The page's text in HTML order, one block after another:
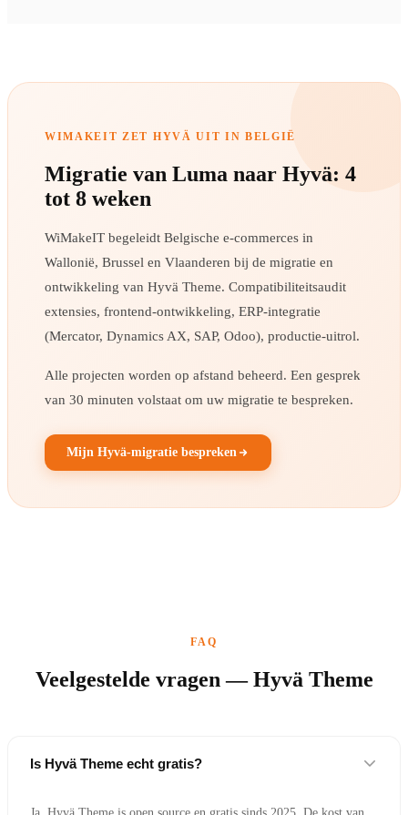
WIMAKEIT ZET HYVÄ UIT IN BELGIË
Migratie van Luma naar Hyvä: 4
tot 8 weken
WiMakeIT begeleidt Belgische e-commerces in
Wallonië, Brussel en Vlaanderen bij de migratie en
ontwikkeling van Hyvä Theme. Compatibiliteitsaudit
extensies, frontend-ontwikkeling, ERP-integratie
(Mercator, Dynamics AX, SAP, Odoo), productie-uitrol.
Alle projecten worden op afstand beheerd. Een gesprek
van 30 minuten volstaat om uw migratie te bespreken.
Mijn Hyvä-migratie bespreken
FAQ
Veelgestelde vragen — Hyvä Theme
Is Hyvä Theme echt gratis?